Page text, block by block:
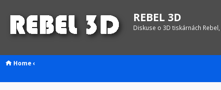
REBEL 3D
Diskuse o 3D tiskárnách
Home ‹